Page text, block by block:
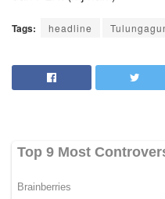
Tags: headline